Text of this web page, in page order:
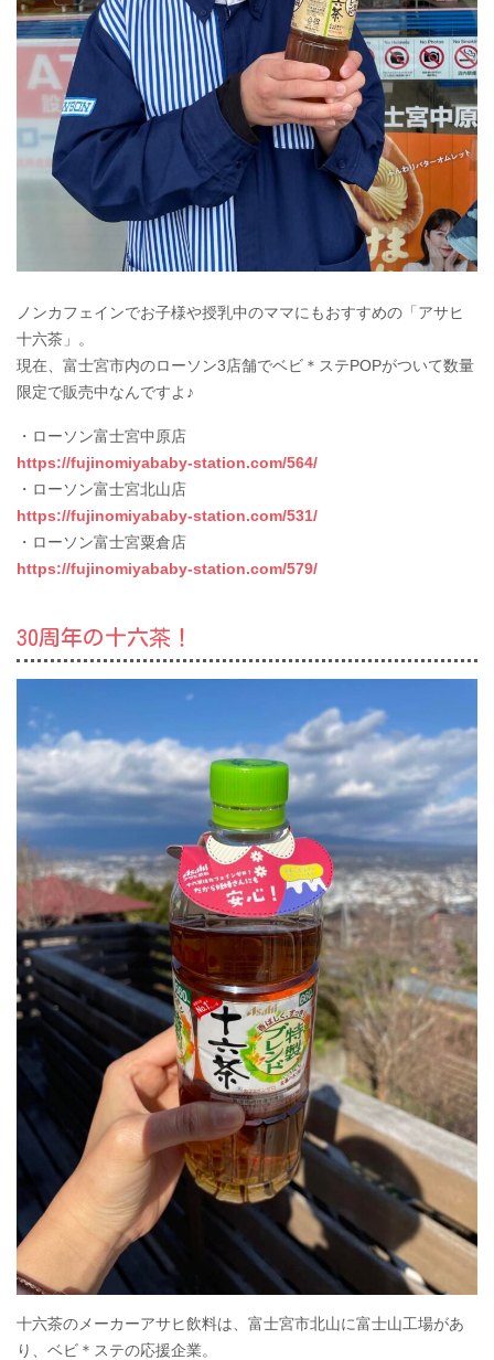
ノンカフェインでお子様や授乳中のママにもおすすめの「アサヒ
十六茶」。
現在、富士宮市内のローソン3店舗でベビ＊ステPOPがついて数量
限定で販売中なんですよ♪
・ローソン富士宮中原店
https://fujinomiyababy-station.com/564/
・ローソン富士宮北山店
https://fujinomiyababy-station.com/531/
・ローソン富士宮粟倉店
https://fujinomiyababy-station.com/579/
30周年の十六茶！
十六茶のメーカーアサヒ飲料は、富士宮市北山に富士山工場があ
り、ベビ＊ステの応援企業。